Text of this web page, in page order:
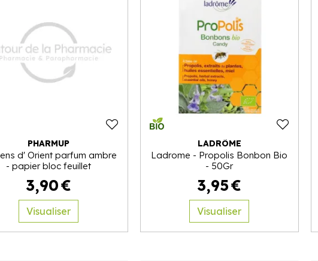
PHARMUP
d' Orient parfum ambre
- papier bloc feuillet
3,90€
Visualiser
LADRÔME
Ladrome - Propolis Bonbon Bio
- 50Gr
3,95€
Visualiser